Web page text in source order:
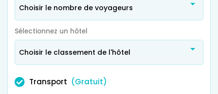
Choisir le nombre de voyageurs
Sélectionnez un hôtel
Choisir le classement de l'hôtel
Transport (Gratuit)